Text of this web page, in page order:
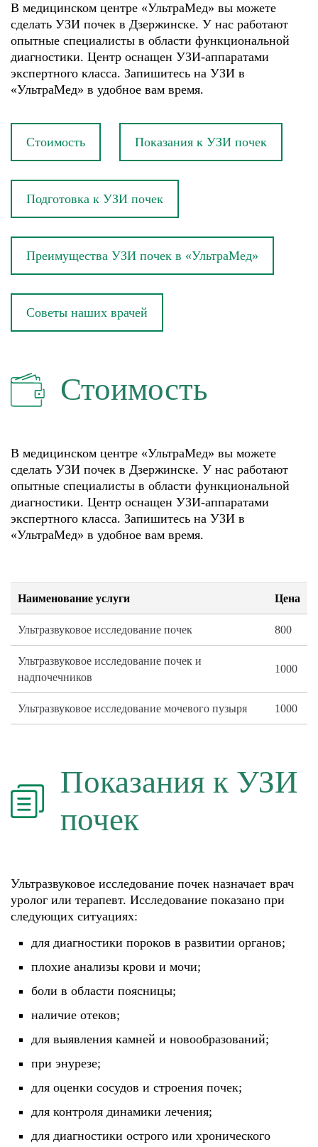
В медицинском центре «УльтраМед» вы можете
сделать УЗИ почек в Дзержинске. У нас работают
опытные специалисты в области функциональной
диагностики. Центр оснащен УЗИ-аппаратами
экспертного класса. Запишитесь на УЗИ в
«УльтраМед» в удобное вам время.
Стоимость Показания к УЗИ почек
Подготовка к УЗИ почек
Преимущества УЗИ почек в «УльтраМед»
Советы наших врачей
Стоимость
В медицинском центре «УльтраМед» вы можете
сделать УЗИ почек в Дзержинске. У нас работают
опытные специалисты в области функциональной
диагностики. Центр оснащен УЗИ-аппаратами
экспертного класса. Запишитесь на УЗИ в
«УльтраМед» в удобное вам время.
Наименование услуги Цена
Ультразвуковое исследование почек 800
Ультразвуковое исследование почек и
надпочечников
1000
Ультразвуковое исследование мочевого пузыря 1000
Показания к УЗИ
почек
Ультразвуковое исследование почек назначает врач
уролог или терапевт. Исследование показано при
следующих ситуациях:
для диагностики пороков в развитии органов;
плохие анализы крови и мочи;
боли в области поясницы;
наличие отеков;
для выявления камней и новообразований;
при энурезе;
для оценки сосудов и строения почек;
для контроля динамики лечения;
для диагностики острого или хронического